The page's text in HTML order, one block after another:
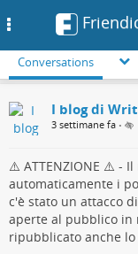
Conversations
I blog di
3 settimane fa •
⚠️ ATTENZIONE ⚠️ -
automaticamente i
c'è stato un attacco
aperte al pubblico in
ripubblicato anche lo